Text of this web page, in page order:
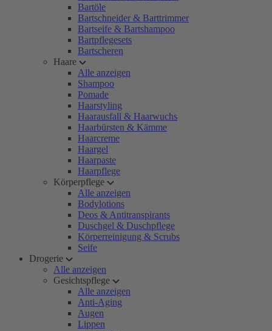
Bartöle
Bartschneider & Barttrimmer
Bartseife & Bartshampoo
Bartpflegesets
Bartscheren
Haare
Alle anzeigen
Shampoo
Pomade
Haarstyling
Haarausfall & Haarwuchs
Haarbürsten & Kämme
Haarcreme
Haargel
Haarpaste
Haarpflege
Körperpflege
Alle anzeigen
Bodylotions
Deos & Antitranspirants
Duschgel & Duschpflege
Körperreinigung & Scrubs
Seife
Drogerie
Alle anzeigen
Gesichtspflege
Alle anzeigen
Anti-Aging
Augen
Lippen